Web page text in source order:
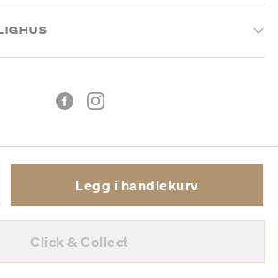
Legg i handlekurv
Click & Collect
MVA: 993 075 930